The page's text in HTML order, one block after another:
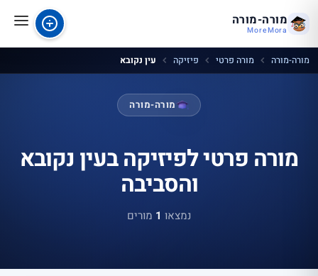
מורה-מורה
MoreMora
מורה-מורה מורה פרטי פיזיקה עין נקובא
מורה-מורה
מורה פרטי לפיזיקה בעין נקובא
והסביבה
נמצאו 1 מורים